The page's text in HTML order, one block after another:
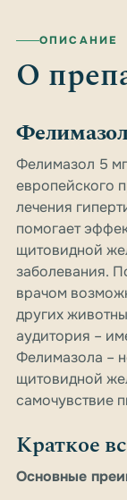
ОПИСАНИЕ
О
Фелимазол 5
европейского
лечения
помогает
щитовидной
заболевания.
врачом
других
аудитория –
Фелимазола –
щитовидной
самочувствие
Краткое
Основные